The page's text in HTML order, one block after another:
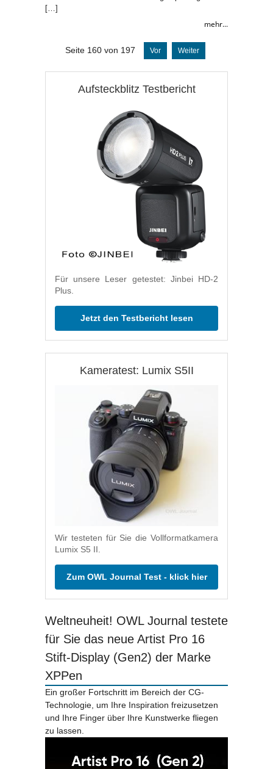
[…]
mehr...
Seite 160 von 197 Vor Weiter
Aufsteckblitz Testbericht
Für unsere Leser getestet: Jinbei HD-2
Plus.
Jetzt den Testbericht lesen
Kameratest: Lumix S5II
Wir testeten für Sie die Vollformatkamera
Lumix S5 II.
Zum OWL Journal Test - klick hier
Weltneuheit! OWL Journal testete
für Sie das neue Artist Pro 16
Stift-Display (Gen2) der Marke
XPPen
Ein großer Fortschritt im Bereich der CG-
Technologie, um Ihre Inspiration freizusetzen
und Ihre Finger über Ihre Kunstwerke fliegen
zu lassen.